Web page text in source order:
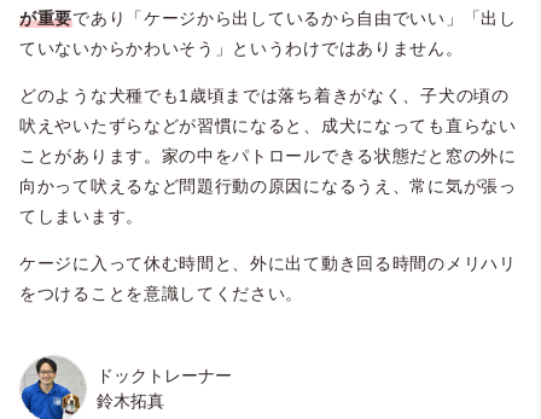
が重要であり「ケージから出しているから自由でいい」「出し
ていないからかわいそう」というわけではありません。
どのような犬種でも1歳頃までは落ち着きがなく、子犬の頃の
吠えやいたずらなどが習慣になると、成犬になっても直らない
ことがあります。家の中をパトロールできる状態だと窓の外に
向かって吠えるなど問題行動の原因になるうえ、常に気が張っ
てしまいます。
ケージに入って休む時間と、外に出て動き回る時間のメリハリ
をつけることを意識してください。
ドックトレーナー
鈴木拓真